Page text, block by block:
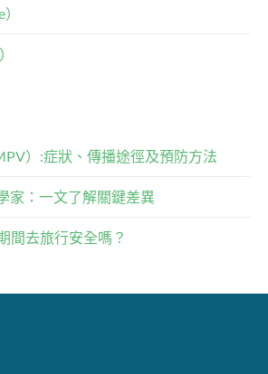
）:症狀、傳播途徑及預防方法
家：一文了解關鍵差異
間去旅行安全嗎？